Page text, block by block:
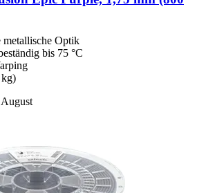
metallische Optik
bis 75 °C